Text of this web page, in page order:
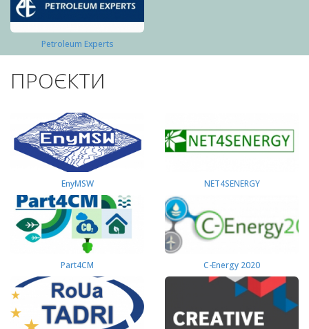
Petroleum Experts
ПРОЄКТИ
EnyMSW NET4SENERGY
Part4СМ C-Energy 2020